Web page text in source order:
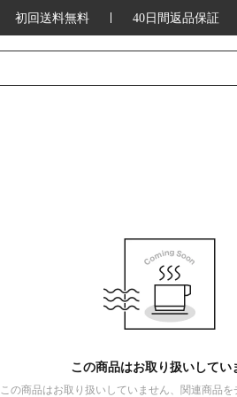
初回送料無料 40日間返品保証
この商品はお取り扱いしてい
この商品はお取り扱いしていません、関連商品